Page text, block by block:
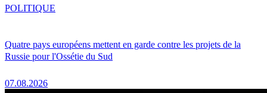
Quatre pays européens mettent en garde contre les projets de la
Russie pour l'Ossétie du Sud
07.08.2026
POLITIQUE